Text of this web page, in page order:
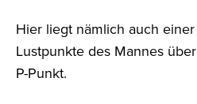
Hier liegt nämlich auch
Lustpunkte des Mannes
P-Punkt.